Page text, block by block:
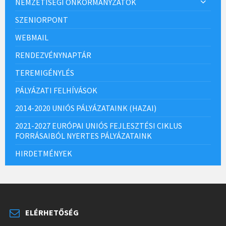
NEMZETISÉGI ÖNKORMÁNYZATOK
SZENIORPONT
WEBMAIL
RENDEZVÉNYNAPTÁR
TEREMIGÉNYLÉS
PÁLYÁZATI FELHÍVÁSOK
2014-2020 UNIÓS PÁLYÁZATAINK (HAZAI)
2021-2027 EURÓPAI UNIÓS FEJLESZTÉSI CIKLUS
FORRÁSAIBÓL NYERTES PÁLYÁZATAINK
HIRDETMÉNYEK
ELÉRHETŐSÉG